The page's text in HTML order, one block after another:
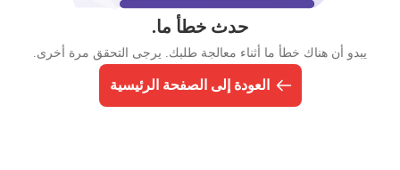
حدث خطأ ما.
يبدو أن هناك خطأ ما أثناء معالجة طلبك. يرجى التحقق مرة أخرى.
العودة إلى الصفحة الرئيسية